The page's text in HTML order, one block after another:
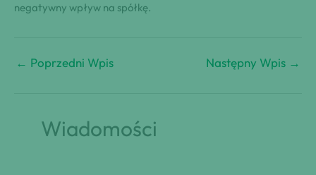
negatywny wpływ na spółkę.
← Poprzedni Wpis Następny Wpis →
Wiadomości